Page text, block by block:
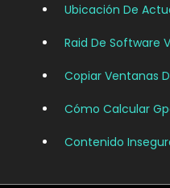
Ubicación De
Raid De Software
Copiar Ventanas
Cómo Calcular
Contenido